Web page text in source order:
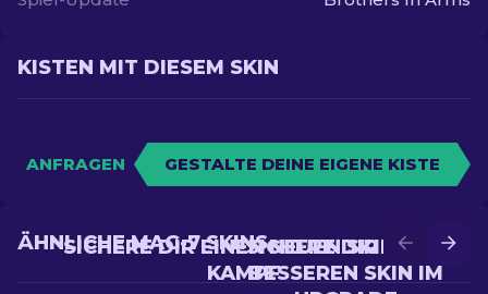
KISTEN MIT DIESEM SKIN
ANFRAGEN GESTALTE DEINE EIGENE KISTE
SICHERE DIR EINEN
BESSEREN SKIN IM
SICHERE DIR EINEN NEUEN SKIN IM
KAMPF
ÄHNLICHE MAG-7 SKINS